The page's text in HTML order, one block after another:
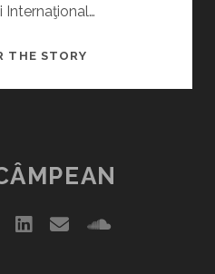
Internaţional…
THE STORYGALA
“FILMELE
MERITĂ
linkedin
emailsoundcloud